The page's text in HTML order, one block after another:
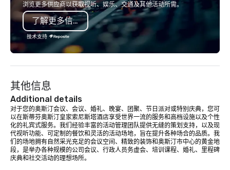
浏览更多供应商以获取视听、娱乐、交通及其他活动所需。
了解更多信息
技术支持
其他信息
Additional details
对于您的奥斯汀会议、会议、婚礼、晚宴、团聚、节日派对或特别庆典，您可
以在斯蒂芬奥斯汀皇家索尼斯塔酒店享受世界一流的服务和高档设施以及个性
化的礼宾式服务。我们经验丰富的活动管理团队提供无缝的策划支持，以及现
代视听功能、可定制的餐饮和灵活的活动场地，旨在提升各种场合的品质。我
们的场地拥有自然采光充足的会议空间、精致的装饰和奥斯汀市中心的黄金地
段，是举办各种规模的公司会议、行政人员务虚会、培训课程、婚礼、里程碑
庆典和社交活动的理想场所。